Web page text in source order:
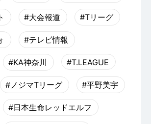
#大会報道 #Tリーグ
#テレビ情報
#KA神奈川 #T.LEAGUE
#ノジマTリーグ #平野美宇
#日本生命レッドエルフ